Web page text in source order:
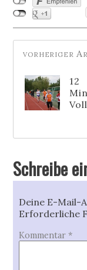
12
Schreibe
Deine E-Mail-
Erforderliche
Kommentar*